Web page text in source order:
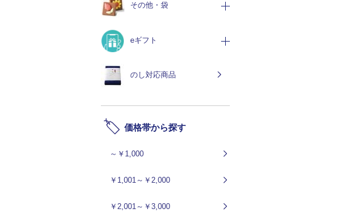
その他・袋
eギフト
のし対応商品
価格帯から探す
～￥1,000
￥1,001～￥2,000
￥2,001～￥3,000